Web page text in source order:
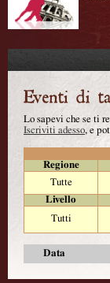
Lo sapevi che se ti
Iscriviti adesso, e
Regione
Tutte
Livello
Tutti
Data